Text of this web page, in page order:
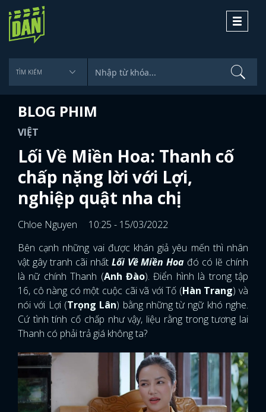
Toggle
BLOG PHIM
VIỆT
Lối Về Miền Hoa: Thanh cố
chấp nặng lời với Lợi,
nghiệp quật nha chị
Chloe Nguyen
10:25 - 15/03/2022
Bên cạnh những vai được khán giả yêu mến thì nhân
vật gây tranh cãi nhất Lối Về Miền Hoa đó có lẽ chính
là nữ chính Thanh (Anh Đào). Điển hình là trong tập
16, cô nàng có một cuộc cãi vã với Tố (Hàn Trang) và
nói với Lợi (Trọng Lân) bằng những từ ngữ khó nghe.
Cứ tình tính cố chấp như vậy, liệu rằng trong tương lai
Thanh có phải trả giá không ta?